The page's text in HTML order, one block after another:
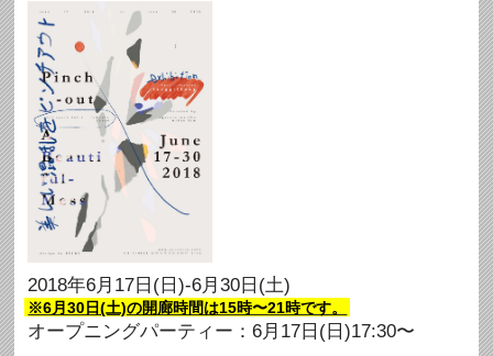
2018年6月17日(日)-6月30日(土)
※6月30日(土)の開廊時間は15時〜21時です。
オープニングパーティー：6月17日(日)17:30〜